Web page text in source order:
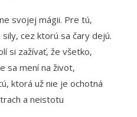
svojej mágii. Pre tú,
cez ktorú sa čary dejú.
si zažívať, že všetko,
sa mení na život,
ktorá už nie je ochotná
a neistotu